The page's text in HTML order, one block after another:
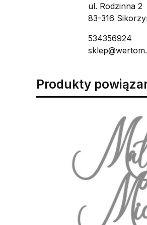
ul. Rodzinna 2
83-316
534356924
Produkty